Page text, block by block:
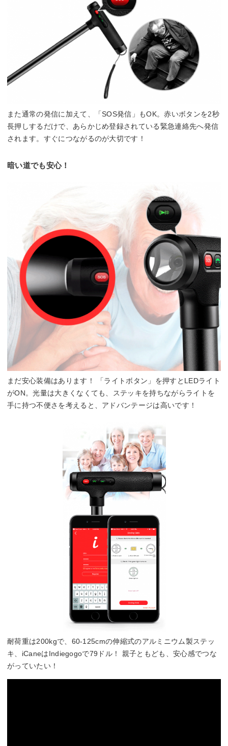
また通常の発信に加えて、「SOS発信」もOK。赤いボタンを2秒
長押しするだけで、あらかじめ登録されている緊急連絡先へ発信
されます。すぐにつながるのが大切です！
暗い道でも安心！
まだ安心装備はあります！ 「ライトボタン」を押すとLEDライト
がON。光量は大きくなくても、ステッキを持ちながらライトを
手に持つ不便さを考えると、アドバンテージは高いです！
耐荷重は200kgで、60-125cmの伸縮式のアルミニウム製ステッ
キ、iCaneはIndiegogoで79ドル！ 親子ともども、安心感でつな
がっていたい！